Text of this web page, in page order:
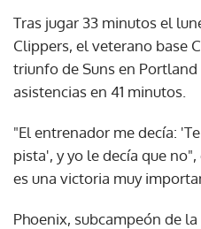
Tras jugar 33 minutos el
Clippers, el veterano base
triunfo de Suns en Portland
asistencias en 41 minutos.
"El entrenador me decía:
pista', y yo le decía que
es una victoria muy
Phoenix, subcampeón de